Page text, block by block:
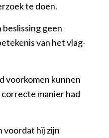
te doen.
geen
van het vlag-
voorkomen kunnen
manier had
voordat hij zijn